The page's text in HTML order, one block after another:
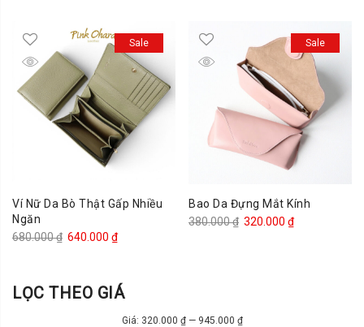
420.000 ₫.
340.000 ₫.
945.000 ₫.
Sale
Ví Nữ Da Bò Thật Gấp Nhiều
Ngăn
680.000₫ Giá
680.000 ₫.
640.000 ₫Giá
là:
640.000 ₫.
Sale
Bao Da Đựng Mắt Kính
380.000₫ Giá
320.000 ₫Giá
LỌC THEO GIÁ
Giá: 320.000 ₫— 945.000 ₫